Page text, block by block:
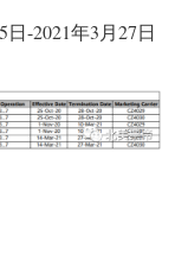
-2021年3月27日